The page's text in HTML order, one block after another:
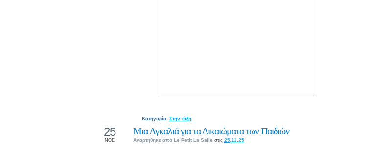
Κατηγορία: Στην τάξη
Μια Αγκαλιά για τα Δικαιώματα των Παιδιών
Αναρτήθηκε από Le Petit La Salle στις 25.11.25
25
ΝΟΕ